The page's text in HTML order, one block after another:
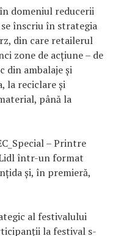
domeniul reducerii
înscriu în strategia
din care retailerul
zone de acțiune – de
din ambalaje și
la reciclare și
până la
– Printre
într-un format
și, în premieră,
al festivalului
la festival s-